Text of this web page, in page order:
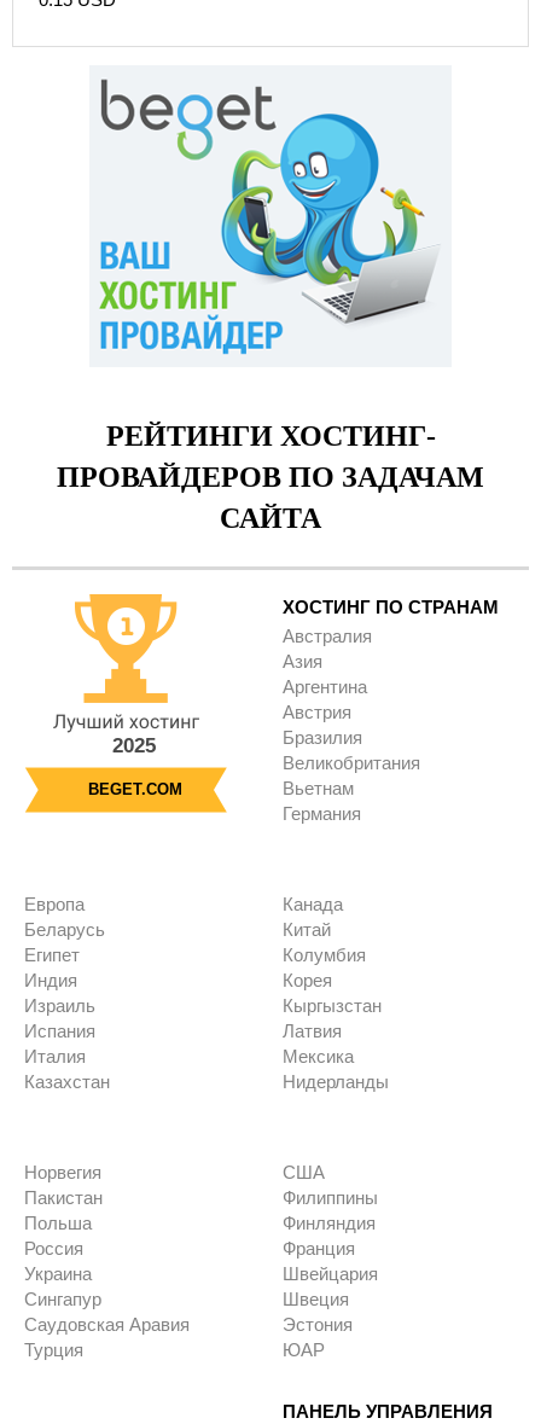
РЕЙТИНГИ ХОСТИНГ-
ПРОВАЙДЕРОВ ПО ЗАДАЧАМ
САЙТА
2025
BEGET.COM
ХОСТИНГ ПО СТРАНАМ
Австралия
Азия
Аргентина
Австрия
Бразилия
Великобритания
Вьетнам
Германия
Европа
Беларусь
Египет
Индия
Израиль
Испания
Италия
Казахстан
Канада
Китай
Колумбия
Корея
Кыргызстан
Латвия
Мексика
Нидерланды
Норвегия
Пакистан
Польша
Россия
Украина
Сингапур
Саудовская Аравия
Турция
США
Филиппины
Финляндия
Франция
Швейцария
Швеция
Эстония
ЮАР
ПАНЕЛЬ УПРАВЛЕНИЯ